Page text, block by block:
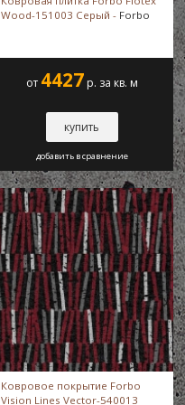
Wood-151003 Серый - Forbo
от 4427 р. за кв. м
купить
добавить в сравнение
Ковровое покрытие Forbo
Vision Lines Vector-540013